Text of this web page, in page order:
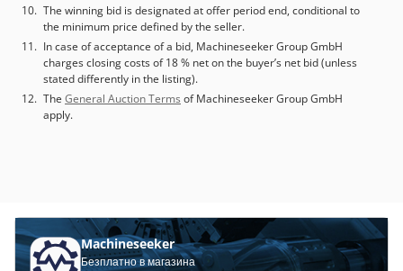
The winning bid is designated at offer period end, conditional to
the minimum price defined by the seller.
In case of acceptance of a bid, Machineseeker Group GmbH
charges closing costs of 18 % net on the buyer’s net bid (unless
stated differently in the listing).
The General Auction Terms of Machineseeker Group GmbH
apply.
Machineseeker
Безплатно в магазина